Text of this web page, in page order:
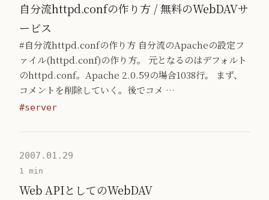
自分流httpd.confの作り方 / 無料のWebDAVサ
ービス
#自分流httpd.confの作り方 自分流のApacheの設定フ
ァイル(httpd.conf)の作り方。 元となるのはデフォルト
のhttpd.conf。Apache 2.0.59の場合1038行。 まず、
コメントを削除していく。後でコメ …
#server
2007.01.29
1 min
Web APIとしてのWebDAV